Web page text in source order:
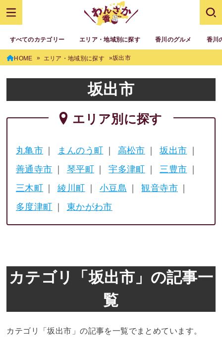
すべてのカテゴリー エリア・地域別に探す 香川のグルメ 香川
HOME エリア・地域別に探す 坂出市
坂出市
エリア別に探す
丸亀市 まんのう町 高松市
坂出市
善通寺市
琴平町 宇多津町
三豊市
三木町
綾川町 小豆島
観音寺市
多度津町
東かがわ市
カテゴリ「坂出市」の記事一
覧
カテゴリ「坂出市」の記事を一覧でまとめています。